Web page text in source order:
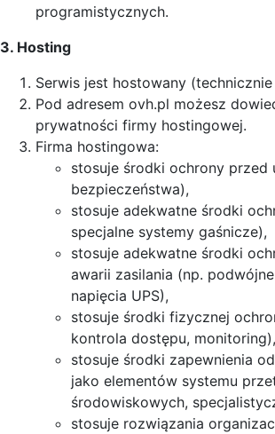
programistycznych.
3. Hosting
Serwis jest hostowany
Pod adresem ovh.pl możesz
prywatności firmy hostingowej.
Firma hostingowa:
stosuje środki ochrony przed
bezpieczeństwa),
stosuje adekwatne środki
specjalne systemy gaśnicze),
stosuje adekwatne środki
awarii zasilania (np.
napięcia UPS),
stosuje środki fizycznej
kontrola dostępu, monitoring),
stosuje środki zapewnienia
jako elementów systemu
środowiskowych,
stosuje rozwiązania